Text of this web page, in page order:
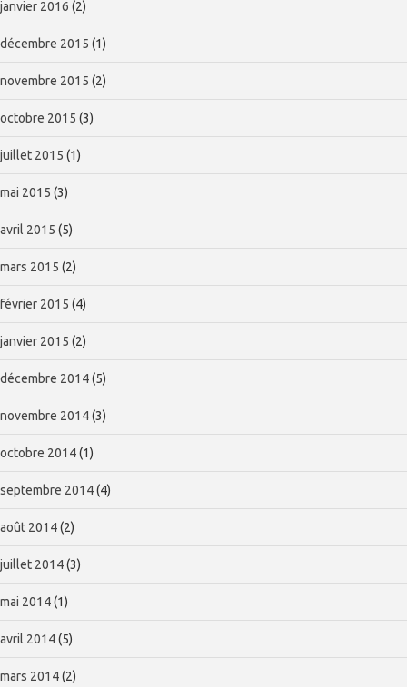
janvier 2016 (2)
décembre 2015 (1)
novembre 2015 (2)
octobre 2015 (3)
juillet 2015 (1)
mai 2015 (3)
avril 2015 (5)
mars 2015 (2)
février 2015 (4)
janvier 2015 (2)
décembre 2014(5)
novembre 2014(3)
octobre 2014(1)
septembre 2014(4)
août 2014(2)
juillet 2014(3)
mai 2014(1)
avril 2014(5)
mars 2014(2)